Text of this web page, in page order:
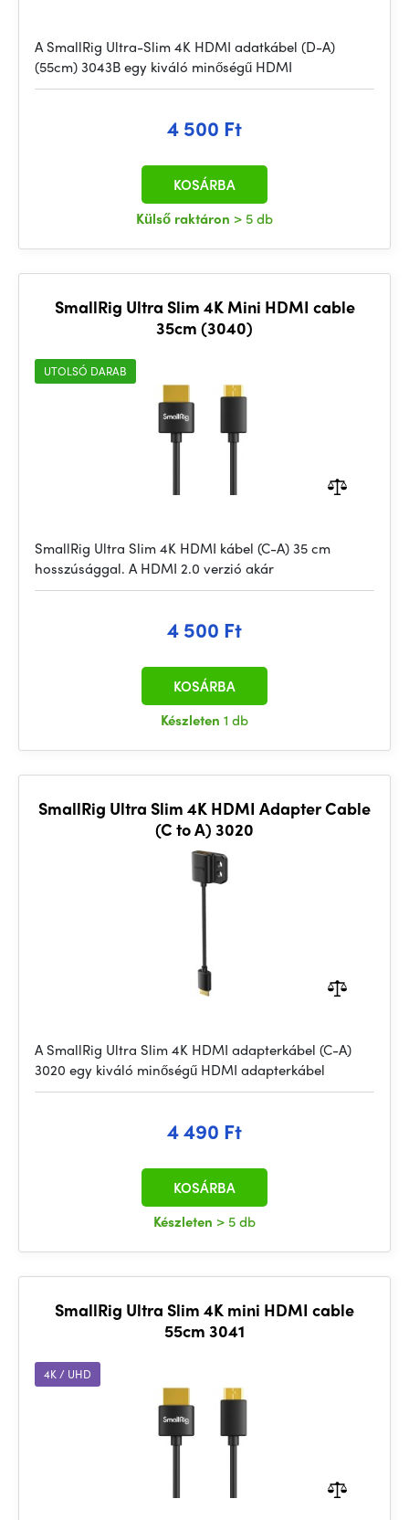
A SmallRig Ultra-Slim 4K HDMI adatkábel (D-A)
(55cm) 3043B egy kiváló minőségű HDMI
4 500 Ft
Külső raktáron > 5 db
KOSÁRBA
SmallRig Ultra Slim 4K Mini HDMI cable
35cm (3040)
UTOLSÓ DARAB
SmallRig Ultra Slim 4K HDMI kábel (C-A) 35 cm
hosszúsággal. A HDMI 2.0 verzió akár
4 500 Ft
Készleten 1 db
KOSÁRBA
SmallRig Ultra Slim 4K HDMI Adapter Cable
(C to A) 3020
A SmallRig Ultra Slim 4K HDMI adapterkábel (C-A)
3020 egy kiváló minőségű HDMI adapterkábel
4 490 Ft
Készleten > 5 db
KOSÁRBA
SmallRig Ultra Slim 4K mini HDMI cable
55cm 3041
4K / UHD